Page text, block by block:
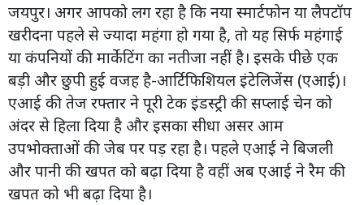
जयपुर। अगर आपको लग रहा है कि नया स्मार्टफोन या लैपटॉप
खरीदना पहले से ज्यादा महंगा हो गया है, तो यह सिर्फ महंगाई
या कंपनियों की मार्केटिंग का नतीजा नहीं है। इसके पीछे एक
बड़ी और छुपी हुई वजह है-आर्टिफिशियल इंटेलिजेंस (एआई)।
एआई की तेज रफ्तार ने पूरी टेक इंडस्ट्री की सप्लाई चेन को
अंदर से हिला दिया है और इसका सीधा असर आम
उपभोक्ताओं की जेब पर पड़ रहा है। पहले एआई ने बिजली
और पानी की खपत को बढ़ा दिया है वहीं अब एआई ने रैम की
खपत को भी बढ़ा दिया है।